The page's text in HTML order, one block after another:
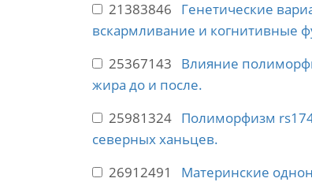
21383846 Генетические
вскармливание и когнитивные
25367143 Влияние
жира до и после.
25981324 Полиморфизм
северных ханьцев.
26912491 Материнские